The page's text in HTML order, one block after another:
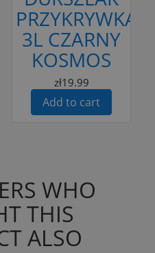
PRZYKRYWKA
3L CZARNY
KOSMOS
zł19.99
Add to cart
WHO
THIS
ALSO